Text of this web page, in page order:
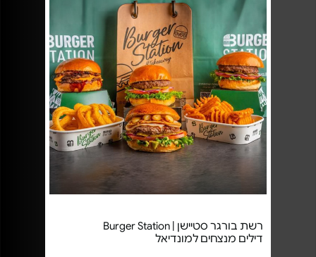
רשת בורגר סטיישן | Burger Station
דילים מנצחים למונדיאל